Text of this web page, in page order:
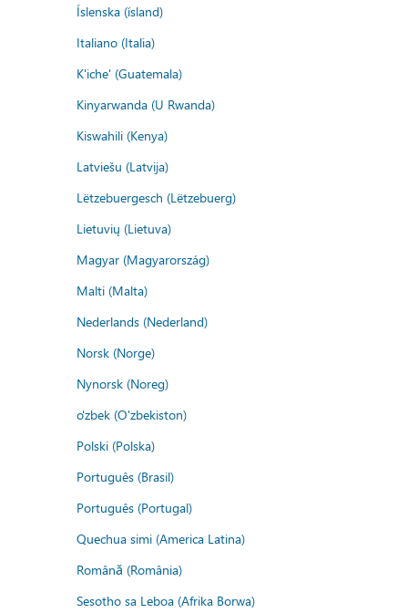
Íslenska (ísland)
Italiano (Italia)
K'iche' (Guatemala)
Kinyarwanda (U Rwanda)
Kiswahili (Kenya)
Latviešu (Latvija)
Lëtzebuergesch (Lëtzebuerg)
Lietuvių (Lietuva)
Magyar (Magyarország)
Malti (Malta)
Nederlands (Nederland)
Norsk (Norge)
Nynorsk (Noreg)
o'zbek (O'zbekiston)
Polski (Polska)
Português (Brasil)
Português (Portugal)
Quechua simi (America Latina)
Română (România)
Sesotho sa Leboa (Afrika Borwa)